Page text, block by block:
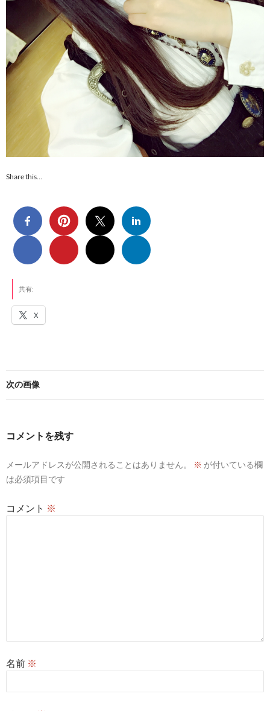
Share this…
共有:
X
次の画像
コメントを残す
メールアドレスが公開されることはありません。 ※ が付いている欄
は必須項目です
コメント ※
名前 ※